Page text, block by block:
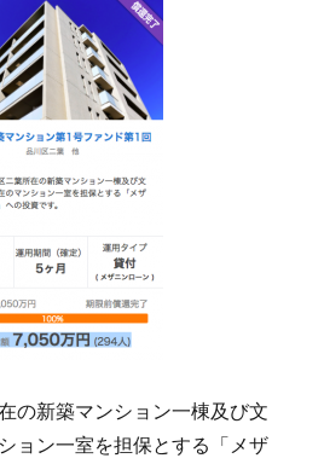
の新築マンション一棟及び文
ョン一室を担保とする「メザ